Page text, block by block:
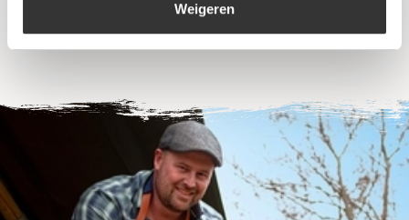
Weigeren